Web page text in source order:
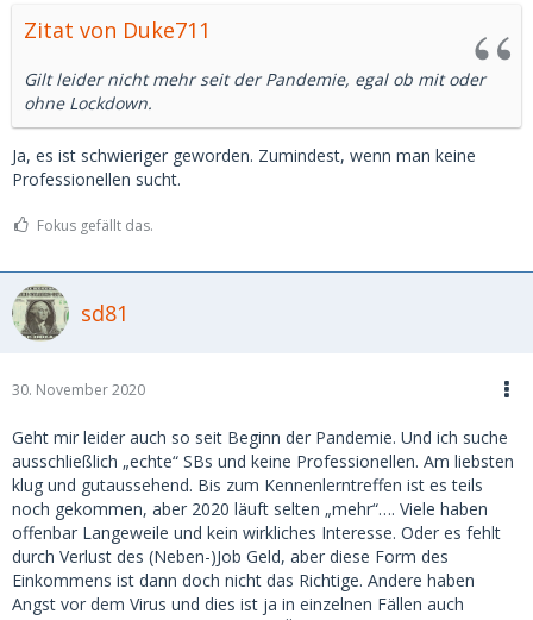
Zitat von Duke711
Gilt leider nicht mehr seit der Pandemie, egal ob mit oder
ohne Lockdown.
Ja, es ist schwieriger geworden. Zumindest, wenn man keine
Professionellen sucht.
Fokus gefällt das.
sd81
30. November 2020
Geht mir leider auch so seit Beginn der Pandemie. Und ich suche
ausschließlich „echte“ SBs und keine Professionellen. Am liebsten
klug und gutaussehend. Bis zum Kennenlerntreffen ist es teils
noch gekommen, aber 2020 läuft selten „mehr“…. Viele haben
offenbar Langeweile und kein wirkliches Interesse. Oder es fehlt
durch Verlust des (Neben-)Job Geld, aber diese Form des
Einkommens ist dann doch nicht das Richtige. Andere haben
Angst vor dem Virus und dies ist ja in einzelnen Fällen auch